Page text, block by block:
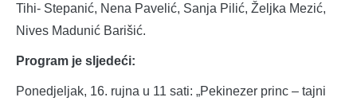
Tihi- Stepanić, Nena Pavelić, Sanja Pilić, Željka Mezić,
Nives Madunić Barišić.
Program je sljedeći:
Ponedjeljak, 16. rujna u 11 sati: „Pekinezer princ – tajni